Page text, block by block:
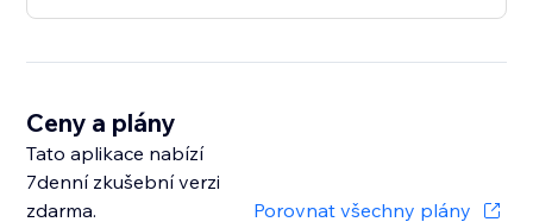
Ceny a plány
Tato aplikace nabízí
7denní zkušební verzi
zdarma.
Porovnat všechny plány